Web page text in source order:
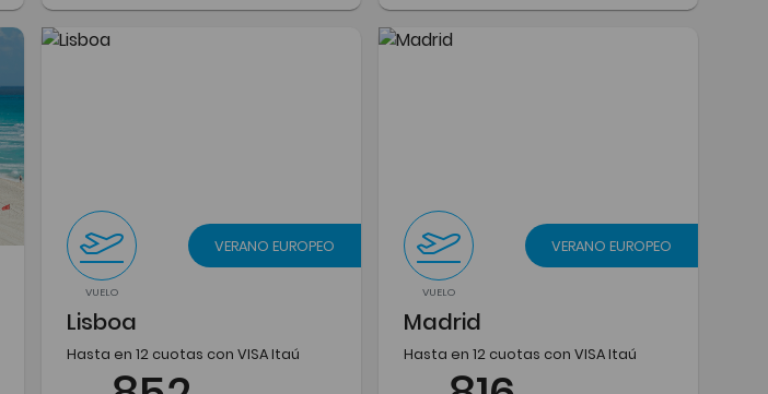
VUELO
VERANO EUROPEO
Lisboa
Hasta en 12 cuotas con VISA Itaú
VUELO
VERANO EUROPEO
Madrid
Hasta en 12 cuotas con VISA Itaú